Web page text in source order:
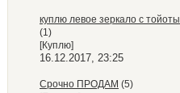
куплю левое зеркало с тойоты
(1)
[Куплю]
16.12.2017, 23:25
Срочно ПРОДАМ (5)